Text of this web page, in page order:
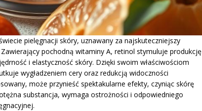
pielęgnacji skóry, uznawany za najskuteczniejszy
pochodną witaminy A, retinol stymuluje produkcję
i elastyczność skóry. Dzięki swoim właściwościom
wygładzeniem cery oraz redukcją widoczności
może przynieść spektakularne efekty, czyniąc skórę
substancja, wymaga ostrożności i odpowiedniego